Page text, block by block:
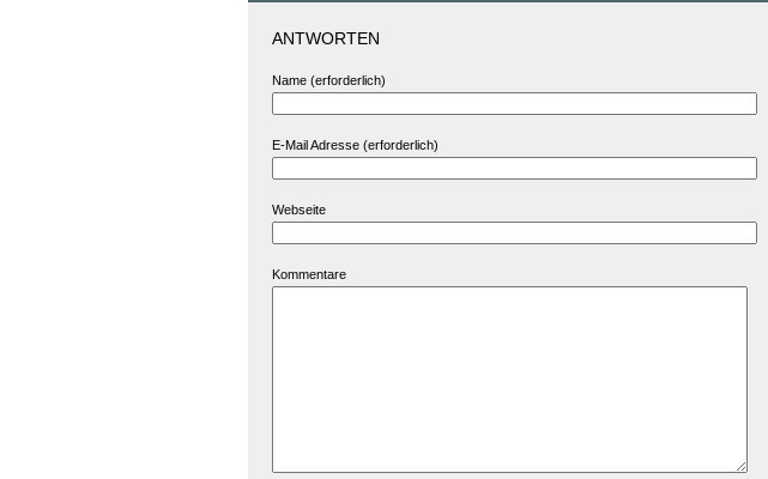
ANTWORTEN
Name (erforderlich)
E-Mail Adresse (erforderlich)
Webseite
Kommentare